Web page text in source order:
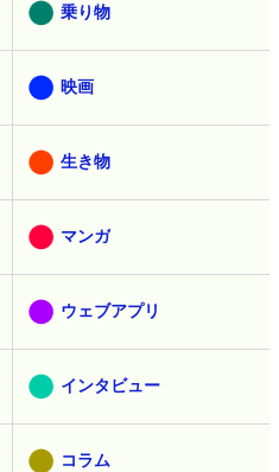
乗り物
映画
生き物
マンガ
ウェブアプリ
インタビュー
コラム